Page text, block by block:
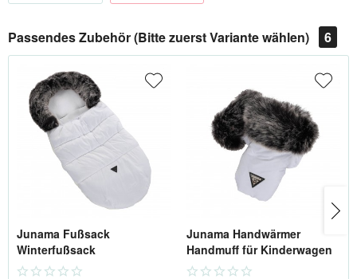
Passendes Zubehör (Bitte zuerst Variante wählen) 6
Junama Fußsack
Winterfußsack
Junama Handwärmer
Handmuff für Kinderwagen